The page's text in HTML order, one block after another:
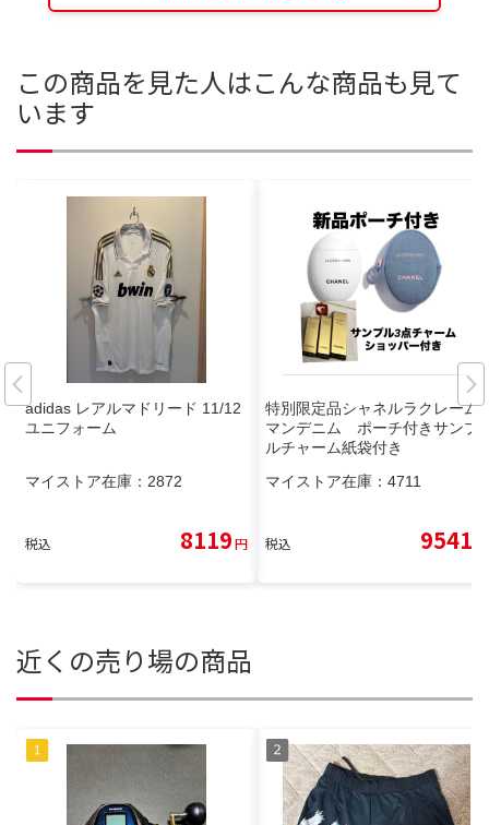
この商品を見た人はこんな商品も見て
います
adidas レアルマドリード 11/12
ユニフォーム
マイストア在庫： 2872
税込 8119円
特別限定品シャネルラクレーム
マンデニム ポーチ付きサンプ
ルチャーム紙袋付き
マイストア在庫： 4711
税込 9541
近くの売り場の商品